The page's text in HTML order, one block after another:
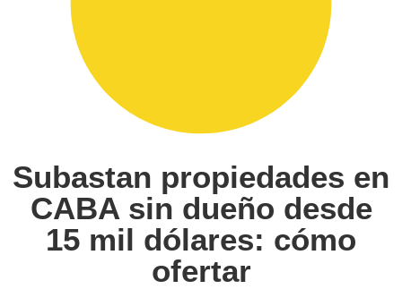
Subastan propiedades en
CABA sin dueño desde
15 mil dólares: cómo
ofertar